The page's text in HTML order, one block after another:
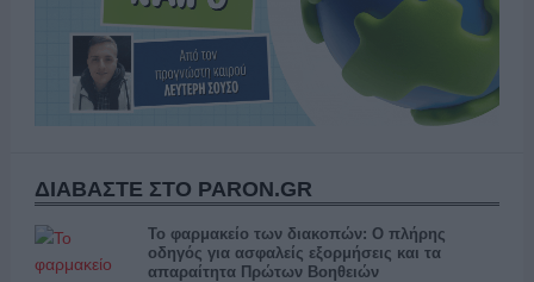
ΔΙΑΒΑΣΤΕ ΣΤΟ PARON.GR
Το φαρμακείο των διακοπών: Ο πλήρης
οδηγός για ασφαλείς εξορμήσεις και τα
απαραίτητα Πρώτων Βοηθειών